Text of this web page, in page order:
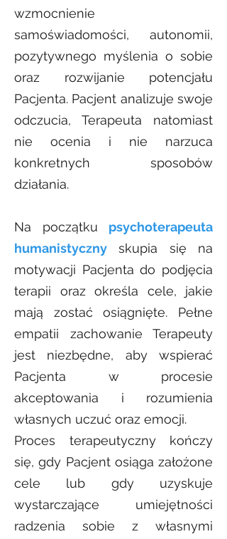
wzmocnienie
samoświadomości, autonomii,
pozytywnego myślenia o sobie
oraz rozwijanie potencjału
Pacjenta. Pacjent analizuje swoje
odczucia, Terapeuta natomiast
nie ocenia i nie narzuca
konkretnych sposobów
działania.
Na początku psychoterapeuta
humanistyczny skupia się na
motywacji Pacjenta do podjęcia
terapii oraz określa cele, jakie
mają zostać osiągnięte. Pełne
empatii zachowanie Terapeuty
jest niezbędne, aby wspierać
Pacjenta w procesie
akceptowania i rozumienia
własnych uczuć oraz emocji.
Proces terapeutyczny kończy
się, gdy Pacjent osiąga założone
cele lub gdy uzyskuje
wystarczające umiejętności
radzenia sobie z własnymi